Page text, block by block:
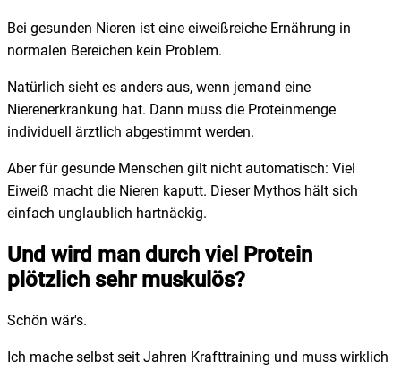
Bei gesunden Nieren ist eine eiweißreiche Ernährung in
normalen Bereichen kein Problem.
Natürlich sieht es anders aus, wenn jemand eine
Nierenerkrankung hat. Dann muss die Proteinmenge
individuell ärztlich abgestimmt werden.
Aber für gesunde Menschen gilt nicht automatisch: Viel
Eiweiß macht die Nieren kaputt. Dieser Mythos hält sich
einfach unglaublich hartnäckig.
Und wird man durch viel Protein
plötzlich sehr muskulös?
Schön wär's.
Ich mache selbst seit Jahren Krafttraining und muss wirklich